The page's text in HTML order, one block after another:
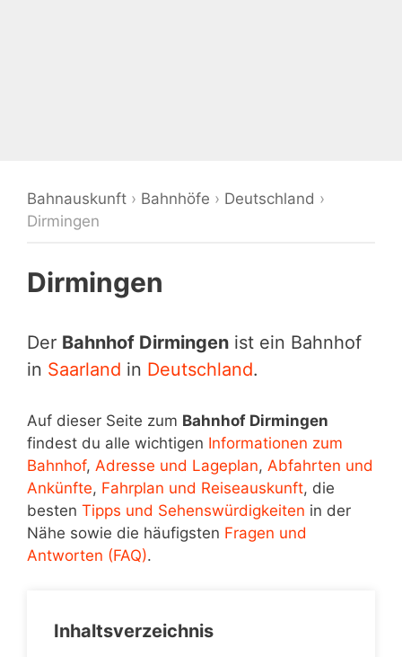
Bahnauskunft › Bahnhöfe › Deutschland ›
Dirmingen
Dirmingen
Der Bahnhof Dirmingen ist ein Bahnhof
in Saarland in Deutschland.
Auf dieser Seite zum Bahnhof Dirmingen
findest du alle wichtigen Informationen zum
Bahnhof, Adresse und Lageplan, Abfahrten und
Ankünfte, Fahrplan und Reiseauskunft, die
besten Tipps und Sehenswürdigkeiten in der
Nähe sowie die häufigsten Fragen und
Antworten (FAQ).
Inhaltsverzeichnis